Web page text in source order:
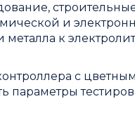
и
металла к
с
параметры